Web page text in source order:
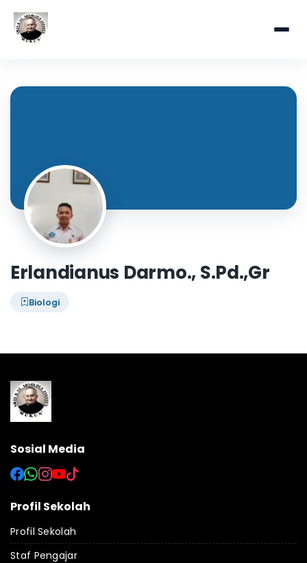
Erlandianus Darmo., S.Pd.,Gr
Biologi
Sosial Media
Profil Sekolah
Profil Sekolah
Staf Pengajar